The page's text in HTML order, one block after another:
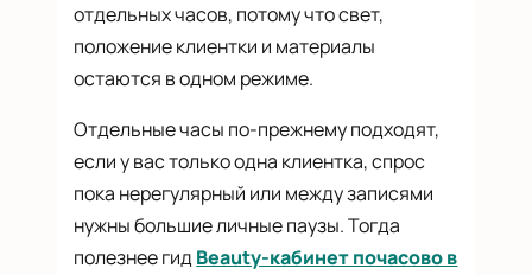
отдельных часов, потому что свет,
положение клиентки и материалы
остаются в одном режиме.
Отдельные часы по-прежнему подходят,
если у вас только одна клиентка, спрос
пока нерегулярный или между записями
нужны большие личные паузы. Тогда
полезнее гид Beauty-кабинет почасово в